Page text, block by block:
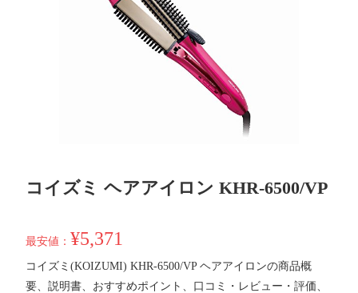
コイズミ ヘアアイロン KHR-6500/VP
最安値： ¥5,371
コイズミ(KOIZUMI) KHR-6500/VP ヘアアイロンの商品概
要、説明書、おすすめポイント、口コミ・レビュー・評価、